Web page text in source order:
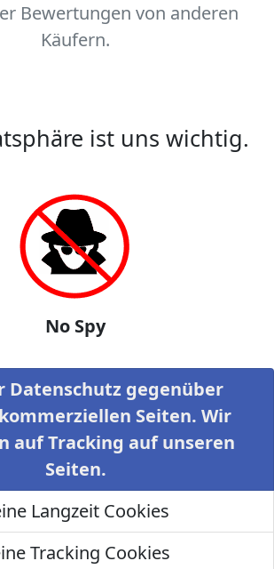
Bewertungen von anderen
Käufern.
ist uns wichtig.
No Spy
Datenschutz gegenüber
Seiten. Wir
auf Tracking auf unseren
Seiten.
Langzeit Cookies
Tracking Cookies